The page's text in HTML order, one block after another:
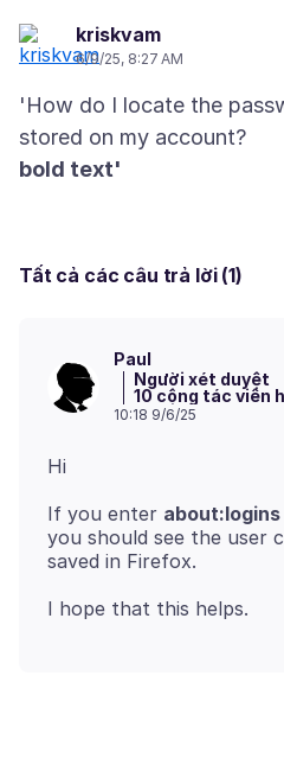
kriskvam
6/9/25, 8:27 AM
'How do I locate the
bold text'
Tất cả các câu trả lời (1)
Paul
Người xét duyệt
10 cộng tác viên
10:18 9/6/25
If you enter about:logins
you should see the user